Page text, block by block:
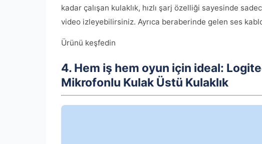
kadar çalışan kulaklık, hızlı şarj özelliği sayesinde
video izleyebilirsiniz. Ayrıca beraberinde gelen ses
Ürünü keşfedin
4. Hem iş hem oyun için ideal:
Mikrofonlu Kulak Üstü Kulaklık